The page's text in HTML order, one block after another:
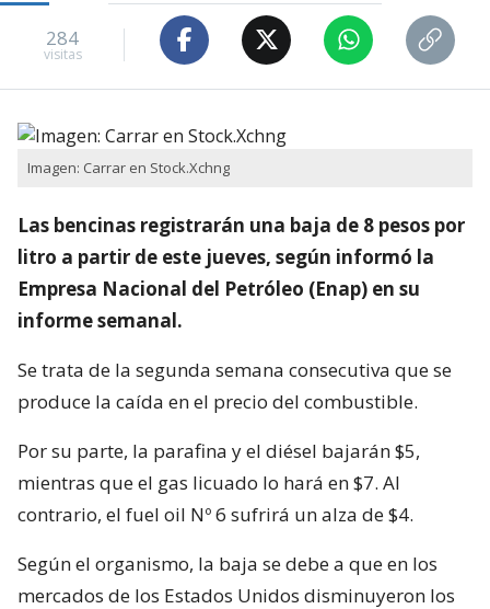
284
visitas
Imagen: Carrar en Stock.Xchng
Las bencinas registrarán una baja de 8 pesos por
litro a partir de este jueves, según informó la
Empresa Nacional del Petróleo (Enap) en su
informe semanal.
Se trata de la segunda semana consecutiva que se
produce la caída en el precio del combustible.
Por su parte, la parafina y el diésel bajarán $5,
mientras que el gas licuado lo hará en $7. Al
contrario, el fuel oil Nº 6 sufrirá un alza de $4.
Según el organismo, la baja se debe a que en los
mercados de los Estados Unidos disminuyeron los